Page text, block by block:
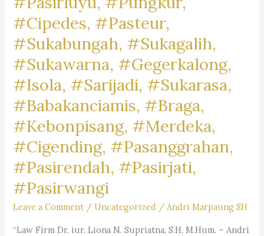
#Cipedes, #Pasteur,
#Sukabungah, #Sukagalih,
#Sukawarna, #Gegerkalong,
#Isola, #Sarijadi, #Sukarasa,
#Babakanciamis, #Braga,
#Kebonpisang, #Merdeka,
#Cigending, #Pasanggrahan,
#Pasirendah, #Pasirjati,
#Pasirwangi
Leave a Comment /Uncategorized /Andri Marpaung SH
“Law Firm Dr. iur. Liona N. Supriatna, S.H, M.Hum. – Andri